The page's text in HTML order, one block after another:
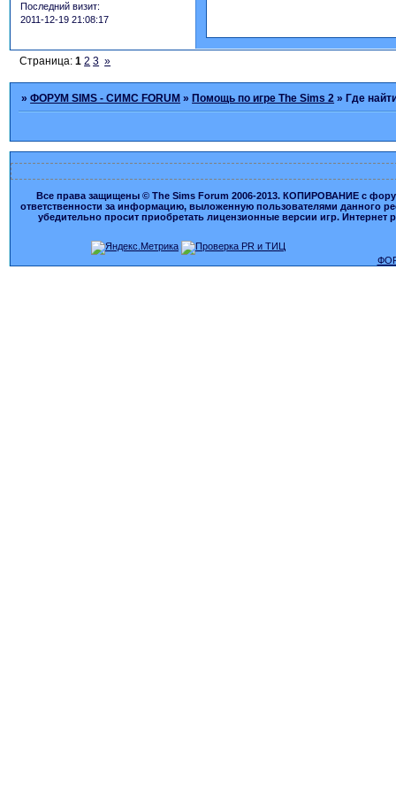
Последний визит:
2011-12-19 21:08:17
Страница:1 2 3 »
»ФОРУМ SIMS - СИМС FORUM »Помощь по игре The Sims 2 »Где
Все права защищены © The Sims Forum 2006-2013. КОПИРОВАНИЕ с
ответственности за информацию, выложенную пользователями данного
убедительно просит приобретать лицензионные версии игр.